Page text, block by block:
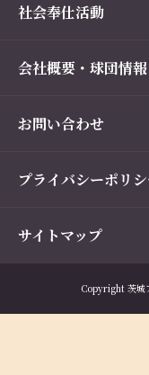
社会奉仕活動
会社概要・球団情報
お問い合わせ
プライバシーポリ
サイトマップ
Copyright 茨城